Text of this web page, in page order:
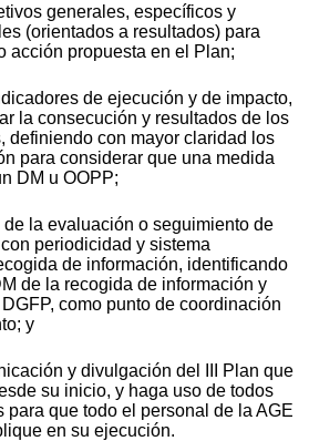
generales, específicos y
(orientados a resultados) para
acción propuesta en el Plan;
de ejecución y de impacto,
la consecución y resultados de los
definiendo con mayor claridad los
para considerar que una medida
DM u OOPP;
la evaluación o seguimiento de
periodicidad y sistema
de información, identificando
de la recogida de información y
como punto de coordinación
y
y divulgación del III Plan que
su inicio, y haga uso de todos
para que todo el personal de la AGE
en su ejecución.